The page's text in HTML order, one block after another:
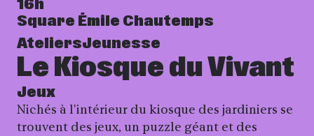
Le Kiosque du Vivant
Jeux
16h
Square Émile Chautemps
Nichés à l'intérieur du kiosque des jardiniers se
trouvent des jeux, un puzzle géant et des
AteliersJeunesse